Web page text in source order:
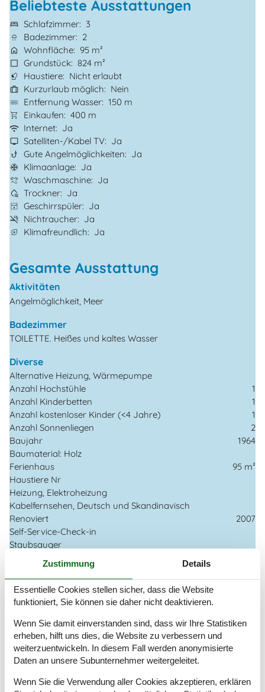
Beliebteste Ausstattungen
Schlafzimmer
3
Badezimmer
2
Wohnfläche
95 m²
Grundstück
824 m²
Haustiere
Nicht erlaubt
Kurzurlaub möglich
Nein
Entfernung Wasser 150 m
Einkaufen
400 m
Internet
Ja
Satelliten-/Kabel TV
Ja
Gute Angelmöglichkeiten
Ja
Klimaanlage
Ja
Waschmaschine
Ja
Trockner
Ja
Geschirrspüler
Ja
Nichtraucher
Ja
Klimafreundlich
Ja
Gesamte Ausstattung
Aktivitäten
Angelmöglichkeit, Meer
Badezimmer
TOILETTE. Heißes und kaltes Wasser
Diverse
Alternative Heizung, Wärmepumpe
Anzahl Hochstühle
1
Anzahl Kinderbetten
1
Anzahl kostenloser Kinder (<4 Jahre)
1
Anzahl Sonnenliegen
2
Baujahr
1964
Baumaterial: Holz
Ferienhaus
95 m²
Haustiere Nr
Heizung, Elektroheizung
Kabelfernsehen, Deutsch und Skandinavisch
Renoviert
2007
Self-Service-Check-in
Staubsauger
Verbrauchskosten exkl.
Winterfest
Wäschetrockner
Draußen
Dusche im Freien
Gartenmöbel
Grill
Landschaftsgarten
824 m²
Zustimmung Details
Essentielle Cookies stellen sicher, dass die Website
funktioniert, Sie können sie daher nicht deaktivieren.
Wenn Sie damit einverstanden sind, dass wir Ihre Statistiken
erheben, hilft uns dies, die Website zu verbessern und
weiterzuentwickeln. In diesem Fall werden anonymisierte
Daten an unsere Subunternehmer weitergeleitet.
Wenn Sie die Verwendung aller Cookies akzeptieren, erklären